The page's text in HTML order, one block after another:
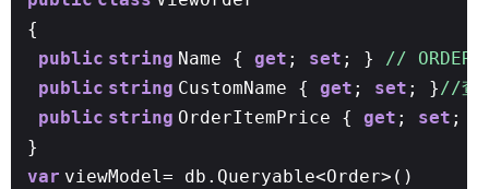
{
public string Name { get ; set ; } // ORDER
public string CustomName { get ; set ; }//查
public string OrderItemPrice { get ; set ; }
}
var viewModel= db.Queryable<Order>()